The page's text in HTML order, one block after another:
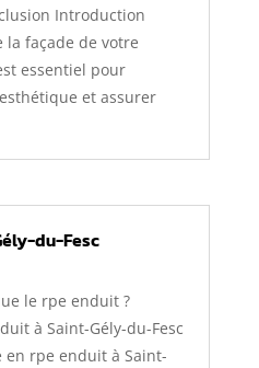
Introduction
la façade de votre
essentiel pour
et assurer
du-Fesc
le rpe enduit ?
à Saint-Gély-du-Fesc
en rpe enduit à Saint-